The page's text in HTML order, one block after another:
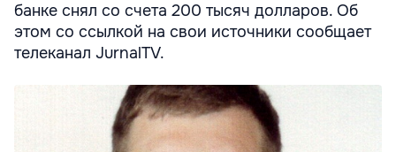
банке снял со счета 200 тысяч долларов. Об
этом со ссылкой на свои источники сообщает
телеканал JurnalTV.